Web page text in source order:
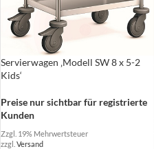
Servierwagen ‚Modell SW 8 x 5-2
Kids‘
Preise nur sichtbar für registrierte
Kunden
Zzgl. 19% Mehrwertsteuer
zzgl. Versand